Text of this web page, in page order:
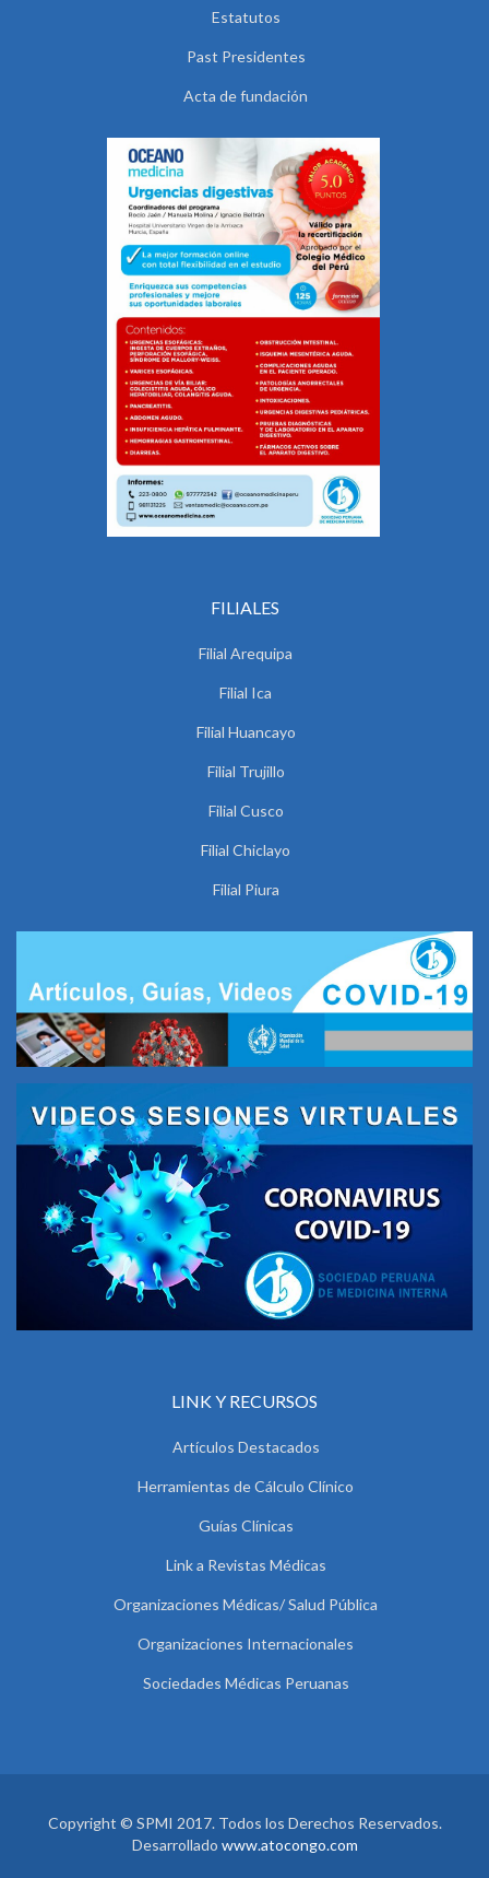
Estatutos
Past Presidentes
Acta de fundación
FILIALES
Filial Arequipa
Filial Ica
Filial Huancayo
Filial Trujillo
Filial Cusco
Filial Chiclayo
Filial Piura
LINK Y RECURSOS
Artículos Destacados
Herramientas de Cálculo Clínico
Guías Clínicas
Link a Revistas Médicas
Organizaciones Médicas/ Salud Pública
Organizaciones Internacionales
Sociedades Médicas Peruanas
Copyright © SPMI 2017. Todos los Derechos Reservados.
Desarrollado www.atocongo.com